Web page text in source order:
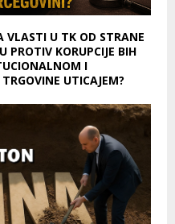
VLASTI U TK OD STRANE
PROTIV KORUPCIJE BIH
I
UTICAJEM?